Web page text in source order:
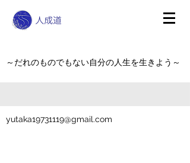
～だれのものでもない自分の人生を生きよう～
yutaka19731119@gmail.com